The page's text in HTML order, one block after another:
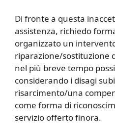
Di fronte a questa
assistenza, richiedo
organizzato un
riparazione/sostituzione
nel più breve tempo
considerando i disagi
risarcimento/una
come forma di
servizio offerto finora.